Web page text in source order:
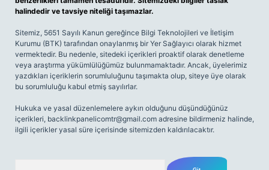
halindedir ve tavsiye niteliği taşımazlar.
Sitemiz, 5651 Sayılı Kanun gereğince Bilgi Teknolojileri ve İletişim
Kurumu (BTK) tarafından onaylanmış bir Yer Sağlayıcı olarak hizmet
vermektedir. Bu nedenle, sitedeki içerikleri proaktif olarak denetleme
veya araştırma yükümlülüğümüz bulunmamaktadır. Ancak, üyelerimiz
yazdıkları içeriklerin sorumluluğunu taşımakta olup, siteye üye olarak
bu sorumluluğu kabul etmiş sayılırlar.
Hukuka ve yasal düzenlemelere aykırı olduğunu düşündüğünüz
içerikleri, backlinkpanelicomtr@gmail.com adresine bildirmeniz halinde,
ilgili içerikler yasal süre içerisinde sitemizden kaldırılacaktır.